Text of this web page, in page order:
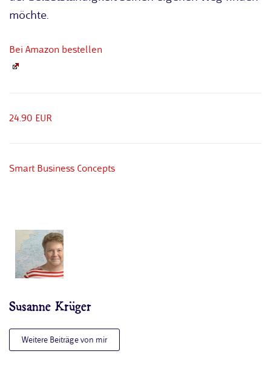
möchte.
Bei Amazon bestellen
24.90 EUR
Smart Business Concepts
Susanne Krüger
Weitere Beiträge von mir